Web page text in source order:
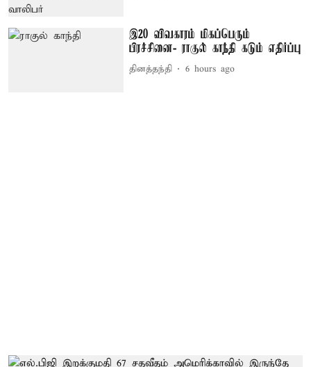
இ20 விவகாரம் மிகப்பெரும்
பிரச்சினை- ராகுல் காந்தி கடும் எதிர்ப்பு
தினத்தந்தி 6 hours ago